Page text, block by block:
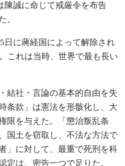
陳誠に命じて戒厳令を布告
。
日に蔣経国によって解除され
これは当時、世界で最も長い
結社・言論の基本的自由を失
条款」は憲法を形骸化し、大
限を与えた。「懲治叛乱条
国土を窃取し、不法な方法で
」に対して、最重で死刑を科
定は、密告一つで足りた。